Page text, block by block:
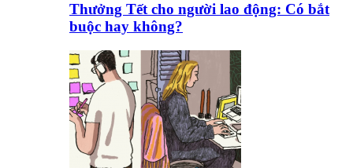
Thưởng Tết cho người lao động: Có bắt
buộc hay không?